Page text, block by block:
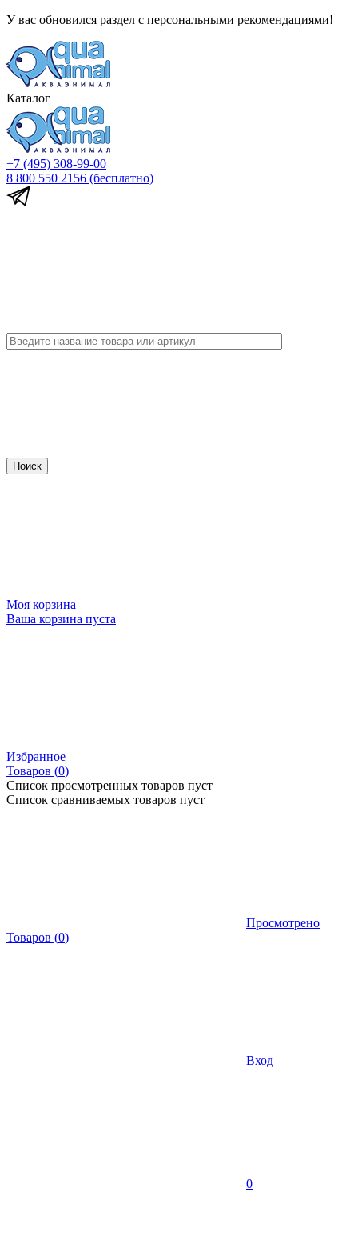
У вас обновился раздел с персональными рекомендациями!
Каталог
+7 (495) 308-99-00
8 800 550 2156 (бесплатно)
Моя корзина
Ваша корзина пуста
Избранное
Товаров (0)
Список просмотренных товаров пуст
Список сравниваемых товаров пуст
Просмотрено
Товаров (0)
Вход
0